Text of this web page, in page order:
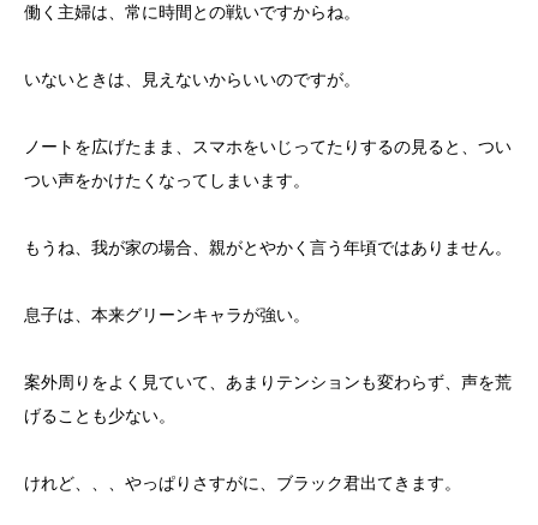
働く主婦は、常に時間との戦いですからね。
いないときは、見えないからいいのですが。
ノートを広げたまま、スマホをいじってたりするの見ると、つい
つい声をかけたくなってしまいます。
もうね、我が家の場合、親がとやかく言う年頃ではありません。
息子は、本来グリーンキャラが強い。
案外周りをよく見ていて、あまりテンションも変わらず、声を荒
げることも少ない。
けれど、、、やっぱりさすがに、ブラック君出てきます。